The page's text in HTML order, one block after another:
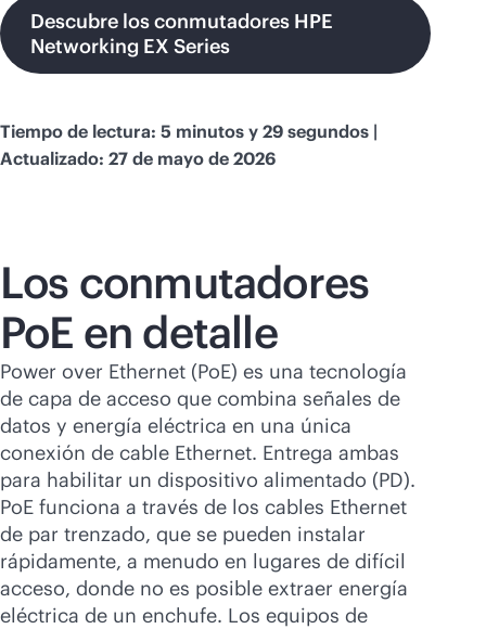
Descubre los conmutadores HPE
Networking EX Series
Tiempo de lectura: 5 minutos y 29 segundos |
Actualizado: 27 de mayo de 2026
Los conmutadores
PoE en detalle
Power over Ethernet (PoE) es una tecnología
de capa de acceso que combina señales de
datos y energía eléctrica en una única
conexión de cable Ethernet. Entrega ambas
para habilitar un dispositivo alimentado (PD).
PoE funciona a través de los cables Ethernet
de par trenzado, que se pueden instalar
rápidamente, a menudo en lugares de difícil
acceso, donde no es posible extraer energía
eléctrica de un enchufe. Los equipos de